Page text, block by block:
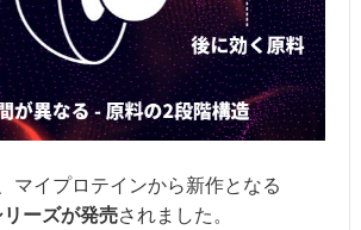
マイプロテインから新作となる
ーズが発売されました。